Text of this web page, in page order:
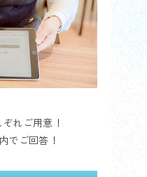
れご用意！
でご回答！